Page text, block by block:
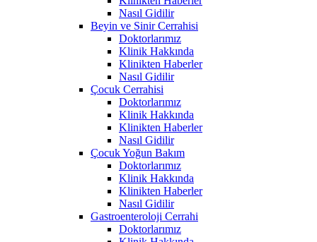
Nasıl Gidilir
Beyin ve Sinir Cerrahisi
Doktorlarımız
Klinik Hakkında
Klinikten Haberler
Nasıl Gidilir
Çocuk Cerrahisi
Doktorlarımız
Klinik Hakkında
Klinikten Haberler
Nasıl Gidilir
Çocuk Yoğun Bakım
Doktorlarımız
Klinik Hakkında
Klinikten Haberler
Nasıl Gidilir
Gastroenteroloji Cerrahi
Doktorlarımız